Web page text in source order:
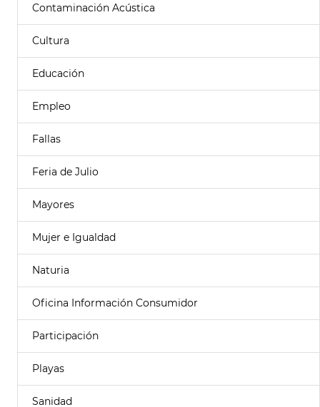
Contaminación Acústica
Cultura
Educación
Empleo
Fallas
Feria de Julio
Mayores
Mujer e Igualdad
Naturia
Oficina Información Consumidor
Participación
Playas
Sanidad